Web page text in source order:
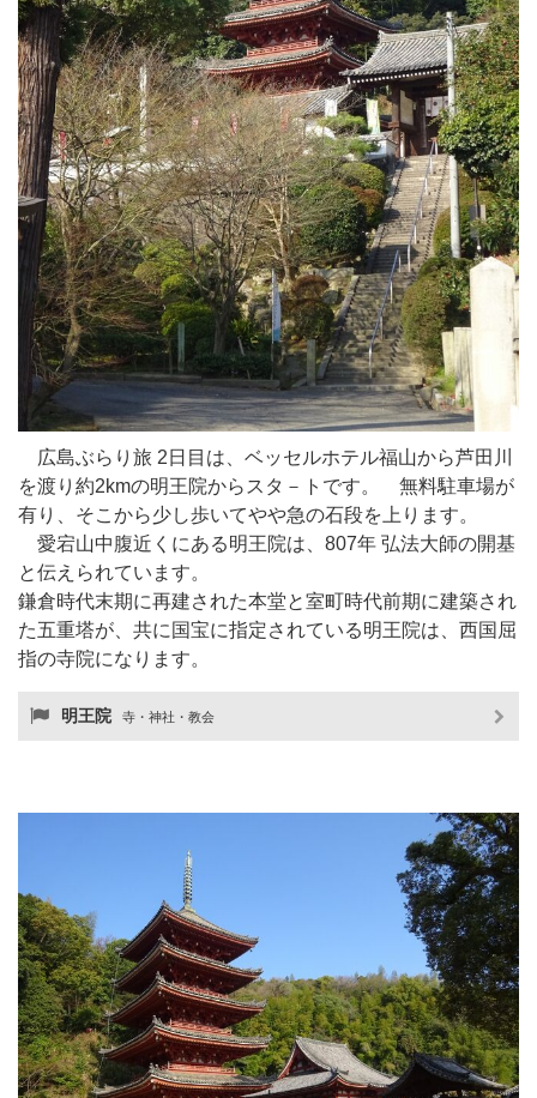
広島ぶらり旅 2日目は、ベッセルホテル福山から芦田川
を渡り約2kmの明王院からスタ－トです。 無料駐車場が
有り、そこから少し歩いてやや急の石段を上ります。
愛宕山中腹近くにある明王院は、807年 弘法大師の開基
と伝えられています。
鎌倉時代末期に再建された本堂と室町時代前期に建築され
た五重塔が、共に国宝に指定されている明王院は、西国屈
指の寺院になります。
明王院 寺・神社・教会